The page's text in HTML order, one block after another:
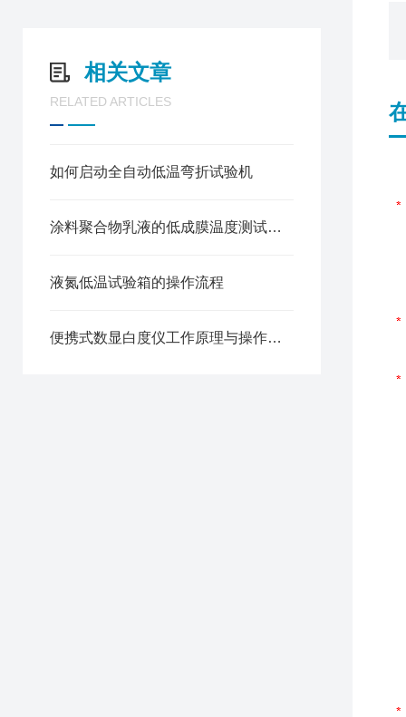
相关文章
RELATED ARTICLES
如何启动全自动低温弯折试验机
涂料聚合物乳液的低成膜温度测试方法
液氮低温试验箱的操作流程
便携式数显白度仪工作原理与操作使用